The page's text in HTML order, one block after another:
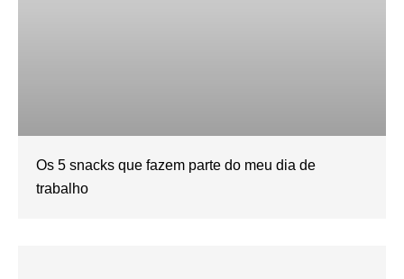
Os 5 snacks que fazem parte do meu dia de
trabalho